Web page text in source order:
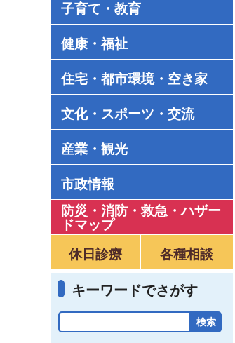
子育て・教育
健康・福祉
住宅・都市環境・空き家
文化・スポーツ・交流
産業・観光
市政情報
防災・消防・救急 ・ハザー
ドマップ
休日診療
各種相談
キーワードでさがす